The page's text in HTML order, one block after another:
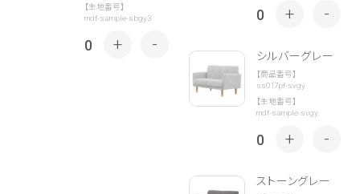
【生地番号】
mdf-sample-sbgy3
0 + -
0 + -
シルバーグレー
【商品番号】
ss017pf-svgy
【生地番号】
mdf-sample-svgy
0 + -
ストーングレー